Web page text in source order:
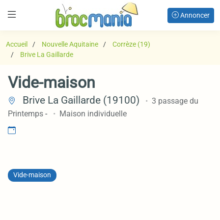
Annoncer
Accueil Nouvelle Aquitaine
Corrèze (19)
Brive La Gaillarde
Vide-maison
Brive La Gaillarde (19100)
3 passage du
Printemps - Maison individuelle
Vide-maison